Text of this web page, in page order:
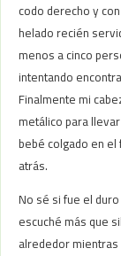
codo derecho y
helado recién
menos a cinco
intentando
Finalmente mi
metálico para
bebé colgado en
atrás.
No sé si fue el
escuché más que
alrededor